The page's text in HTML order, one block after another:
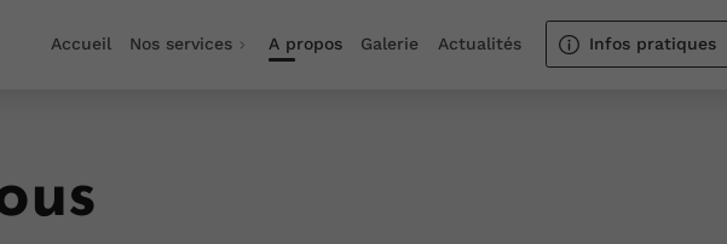
Accueil Nos services A propos Galerie Actualités Infos pratiques